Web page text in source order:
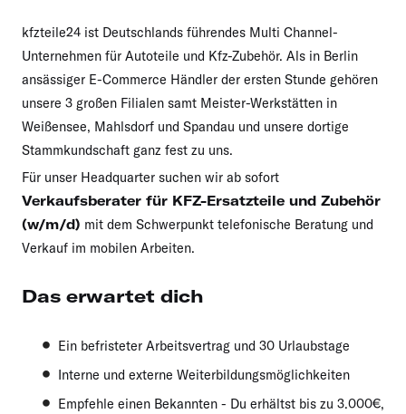
kfzteile24 ist Deutschlands führendes Multi Channel-
Unternehmen für Autoteile und Kfz-Zubehör. Als in Berlin
ansässiger E-Commerce Händler der ersten Stunde gehören
unsere 3 großen Filialen samt Meister-Werkstätten in
Weißensee, Mahlsdorf und Spandau und unsere dortige
Stammkundschaft ganz fest zu uns.
Für unser Headquarter suchen wir ab sofort
Verkaufsberater für KFZ-Ersatzteile und Zubehör
(w/m/d) mit dem Schwerpunkt telefonische Beratung und
Verkauf im mobilen Arbeiten.
Das erwartet dich
Ein befristeter Arbeitsvertrag und 30 Urlaubstage
Interne und externe Weiterbildungsmöglichkeiten
Empfehle einen Bekannten - Du erhältst bis zu 3.000€,